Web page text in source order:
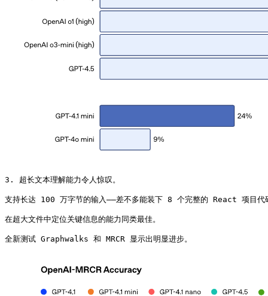
3. 超长文本理解能力令人惊叹。
支持长达 100 万字节的输入——差不多能装下 8 个完整的 React 项目代
在超大文件中定位关键信息的能力同类最佳。
全新测试 Graphwalks 和 MRCR 显示出明显进步。